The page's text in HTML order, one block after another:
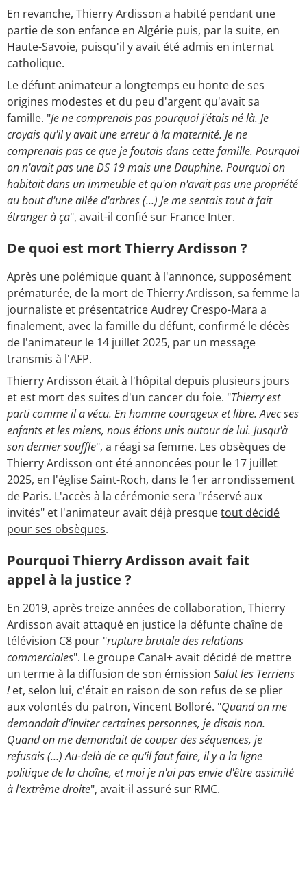
En revanche, Thierry Ardisson a habité pendant une
partie de son enfance en Algérie puis, par la suite, en
Haute-Savoie, puisqu'il y avait été admis en internat
catholique.
Le défunt animateur a longtemps eu honte de ses
origines modestes et du peu d'argent qu'avait sa
famille. "Je ne comprenais pas pourquoi j'étais né là. Je
croyais qu'il y avait une erreur à la maternité. Je ne
comprenais pas ce que je foutais dans cette famille. Pourquoi
on n'avait pas une DS 19 mais une Dauphine. Pourquoi on
habitait dans un immeuble et qu'on n'avait pas une propriété
au bout d'une allée d'arbres (...) Je me sentais tout à fait
étranger à ça", avait-il confié sur France Inter.
De quoi est mort Thierry Ardisson ?
Après une polémique quant à l'annonce, supposément
prématurée, de la mort de Thierry Ardisson, sa femme la
journaliste et présentatrice Audrey Crespo-Mara a
finalement, avec la famille du défunt, confirmé le décès
de l'animateur le 14 juillet 2025, par un message
transmis à l'AFP.
Thierry Ardisson était à l'hôpital depuis plusieurs jours
et est mort des suites d'un cancer du foie. "Thierry est
parti comme il a vécu. En homme courageux et libre. Avec ses
enfants et les miens, nous étions unis autour de lui. Jusqu'à
son dernier souffle", a réagi sa femme. Les obsèques de
Thierry Ardisson ont été annoncées pour le 17 juillet
2025, en l'église Saint-Roch, dans le 1er arrondissement
de Paris. L'accès à la cérémonie sera "réservé aux
invités" et l'animateur avait déjà presquetout décidé
pour ses obsèques.
Pourquoi Thierry Ardisson avait fait
appel à la justice ?
En 2019, après treize années de collaboration, Thierry
Ardisson avait attaqué en justice la défunte chaîne de
télévision C8 pour "rupture brutale des relations
commerciales". Le groupe Canal+ avait décidé de mettre
un terme à la diffusion de son émission Salut les Terriens
!et, selon lui, c'était en raison de son refus de se plier
aux volontés du patron, Vincent Bolloré. "Quand on me
demandait d'inviter certaines personnes, je disais non.
Quand on me demandait de couper des séquences, je
refusais (...) Au-delà de ce qu'il faut faire, il y a la ligne
politique de la chaîne, et moi je n'ai pas envie d'être assimilé
à l'extrême droite", avait-il assuré sur RMC.